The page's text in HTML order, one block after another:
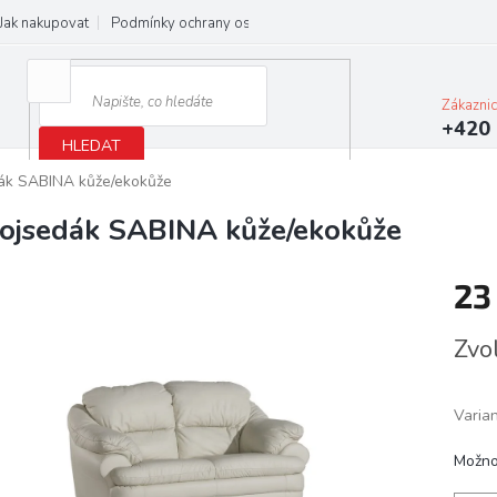
Jak nakupovat Podmínky ochrany osobních údajů
HLEDAT
+420
SABINA kůže/ekokůže
SABINA kůže/ekokůže
cena: